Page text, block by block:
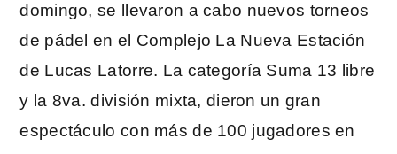
domingo, se llevaron a cabo nuevos torneos
de pádel en el Complejo La Nueva Estación
de Lucas Latorre. La categoría Suma 13 libre
y la 8va. división mixta, dieron un gran
espectáculo con más de 100 jugadores en